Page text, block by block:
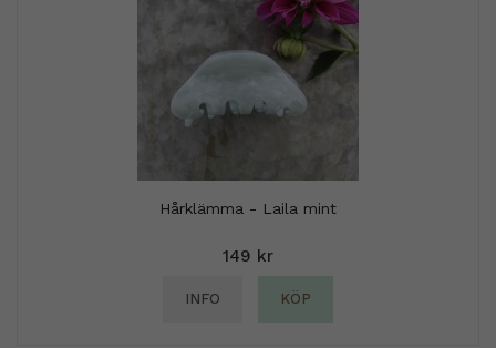
Hårklämma - Laila mint
149 kr
INFO KÖP